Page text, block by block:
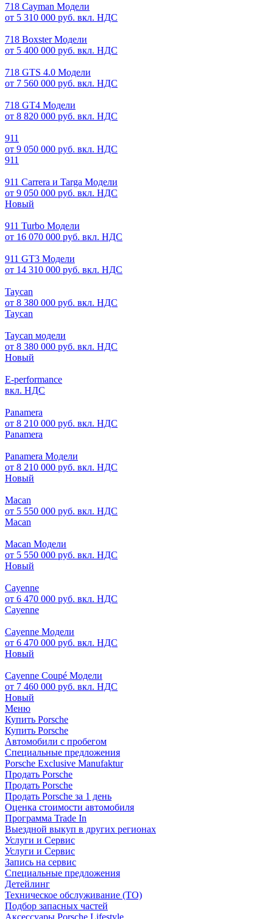
718 Cayman Модели
от 5 310 000 руб. вкл. НДС
718 Boxster Модели
от 5 400 000 руб. вкл. НДС
718 GTS 4.0 Модели
от 7 560 000 руб. вкл. НДС
718 GT4 Модели
от 8 820 000 руб. вкл. НДС
911
от 9 050 000 руб. вкл. НДС
911
911 Carrera и Targa Модели
от 9 050 000 руб. вкл. НДС
Новый
911 Turbo Модели
от 16 070 000 руб. вкл. НДС
911 GT3 Модели
от 14 310 000 руб. вкл. НДС
Taycan
от 8 380 000 руб. вкл. НДС
Taycan
Taycan модели
от 8 380 000 руб. вкл. НДС
Новый
E-performance
вкл. НДС
Panamera
от 8 210 000 руб. вкл. НДС
Panamera
Panamera Модели
от 8 210 000 руб. вкл. НДС
Новый
Macan
от 5 550 000 руб. вкл. НДС
Macan
Macan Модели
от 5 550 000 руб. вкл. НДС
Новый
Cayenne
от 6 470 000 руб. вкл. НДС
Cayenne
Cayenne Модели
от 6 470 000 руб. вкл. НДС
Новый
Cayenne Coupé Модели
от 7 460 000 руб. вкл. НДС
Новый
Меню
Купить Porsche
Купить Porsche
Автомобили с пробегом
Специальные предложения
Porsche Exclusive Manufaktur
Продать Porsche
Продать Porsche
Продать Porsche за 1 день
Оценка стоимости автомобиля
Программа Trade In
Выездной выкуп в других регионах
Услуги и Сервис
Услуги и Сервис
Запись на сервис
Специальные предложения
Детейлинг
Техническое обслуживание (ТО)
Подбор запасных частей
Аксессуары Porsche Lifestyle